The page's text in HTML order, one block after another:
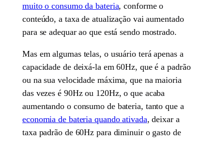
muito o consumo da bateria, conforme o
conteúdo, a taxa de atualização vai aumentado
para se adequar ao que está sendo mostrado.
Mas em algumas telas, o usuário terá apenas a
capacidade de deixá-la em 60Hz, que é a padrão
ou na sua velocidade máxima, que na maioria
das vezes é 90Hz ou 120Hz, o que acaba
aumentando o consumo de bateria, tanto que a
economia de bateria quando ativada, deixar a
taxa padrão de 60Hz para diminuir o gasto de